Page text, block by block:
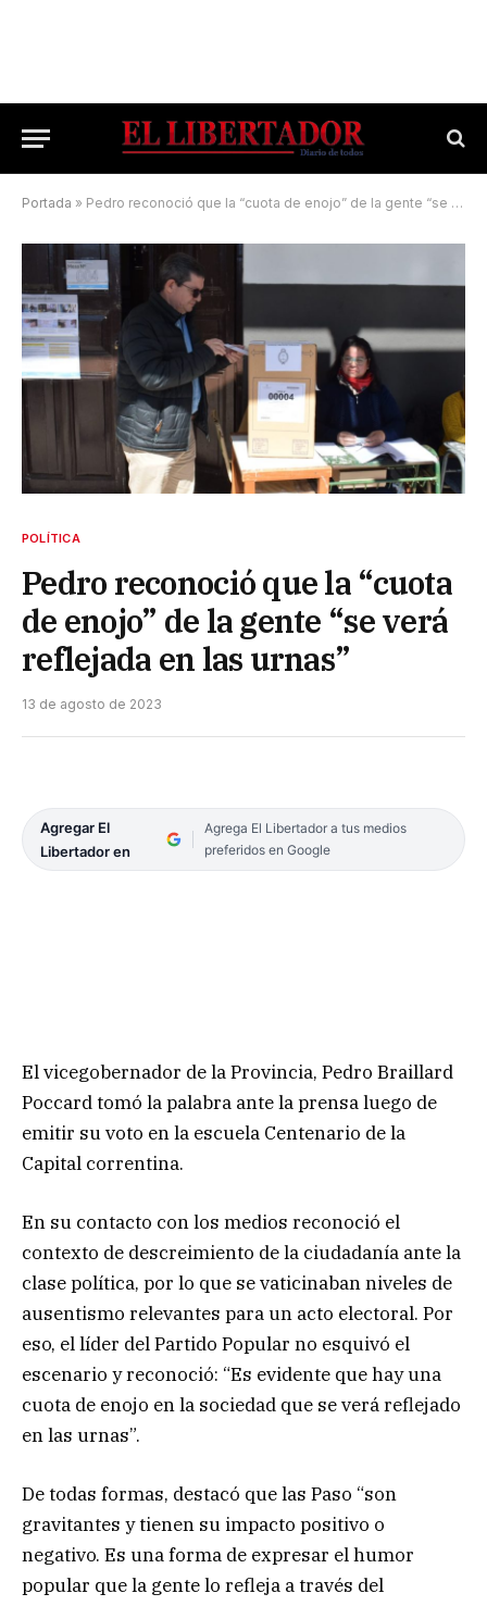
Portada » Pedro reconoció que la “cuota de enojo” de la gente “se verá reflejada en las urnas”
POLÍTICA
Pedro reconoció que la “cuota
de enojo” de la gente “se verá
reflejada en las urnas”
13 de agosto de 2023
Agregar El
Libertador en
Agrega El Libertador a tus medios
preferidos en Google
El vicegobernador de la Provincia, Pedro Braillard
Poccard tomó la palabra ante la prensa luego de
emitir su voto en la escuela Centenario de la
Capital correntina.
En su contacto con los medios reconoció el
contexto de descreimiento de la ciudadanía ante la
clase política, por lo que se vaticinaban niveles de
ausentismo relevantes para un acto electoral. Por
eso, el líder del Partido Popular no esquivó el
escenario y reconoció: “Es evidente que hay una
cuota de enojo en la sociedad que se verá reflejado
en las urnas”.
De todas formas, destacó que las Paso “son
gravitantes y tienen su impacto positivo o
negativo. Es una forma de expresar el humor
popular que la gente lo refleja a través del